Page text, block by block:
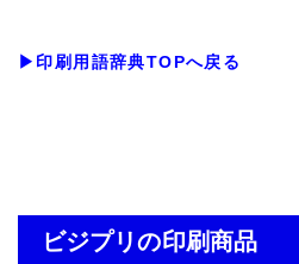
▶印刷用語辞典TOPへ戻る
ビジプリの印刷商品